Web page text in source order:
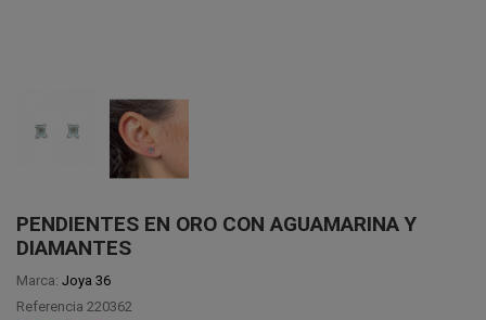
PENDIENTES EN ORO CON AGUAMARINA Y
DIAMANTES
Marca: Joya 36
Referencia 220362